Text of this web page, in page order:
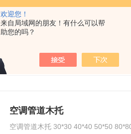
欢迎您！
来自局域网的朋友！有什么可以帮
助您的吗？
空调管道木托
空调管道木托 30*30 40*40 50*50